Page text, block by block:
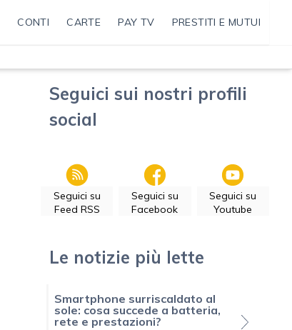
CONTI CARTE PAY TV PRESTITI E MUTUI
Seguici sui nostri profili
social
Seguici su
Feed RSS
Seguici su
Facebook
Seguici su
Youtube
Le notizie più lette
Smartphone surriscaldato al
sole: cosa succede a batteria,
rete e prestazioni?